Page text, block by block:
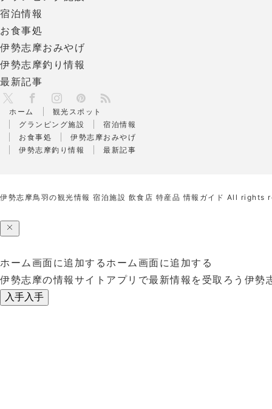
宿泊情報
お食事処
伊勢志摩おみやげ
伊勢志摩釣り情報
最新記事
FacebookInstagramPinterest
RSS
ホーム
観光スポット
グランピング施設
宿泊情報
お食事処
伊勢志摩おみやげ
伊勢志摩釣り情報
最新記事
伊勢志摩鳥羽の観光情報 宿泊施設 飲食店 特産品 情報ガイド All rights
ホーム画面に追加するホーム画面に追加する
伊勢志摩の情報サイトアプリで最新情報を受取ろう 伊勢
入手入手